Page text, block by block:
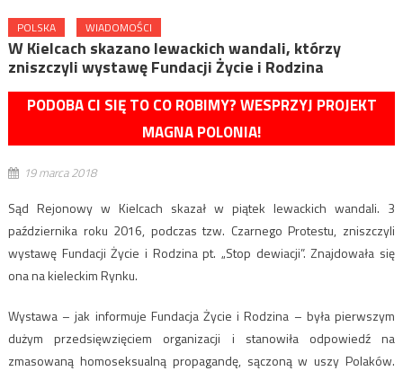
POLSKA WIADOMOŚCI
W Kielcach skazano lewackich wandali, którzy
zniszczyli wystawę Fundacji Życie i Rodzina
PODOBA CI SIĘ TO CO ROBIMY? WESPRZYJ PROJEKT
MAGNA POLONIA!
19 marca 2018
Sąd Rejonowy w Kielcach skazał w piątek lewackich wandali. 3
października roku 2016, podczas tzw. Czarnego Protestu, zniszczyli
wystawę Fundacji Życie i Rodzina pt. „Stop dewiacji”. Znajdowała się
ona na kieleckim Rynku.
Wystawa – jak informuje Fundacja Życie i Rodzina – była pierwszym
dużym przedsięwzięciem organizacji i stanowiła odpowiedź na
zmasowaną homoseksualną propagandę, sączoną w uszy Polaków.